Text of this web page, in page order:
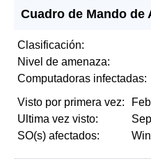
Cuadro de Mando de
Clasificación:
Nivel de amenaza:
Computadoras infectadas:
Visto por primera vez:
Ultima vez visto:
SO(s) afectados: